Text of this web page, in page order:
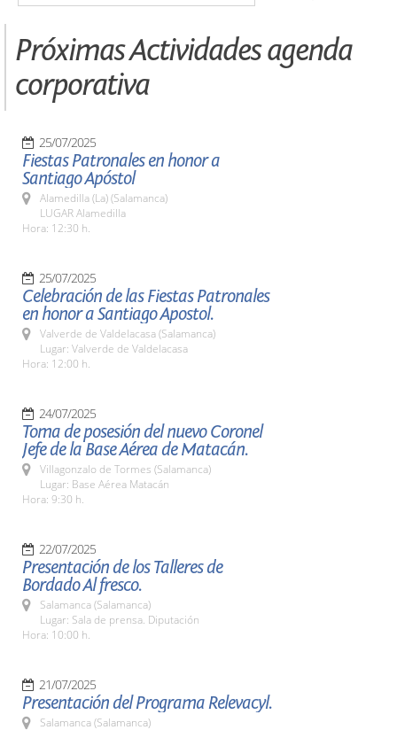
Próximas Actividades agenda
corporativa
25/07/2025
Fiestas Patronales en honor a
Santiago Apóstol
Alamedilla (La) (Salamanca)
LUGAR Alamedilla
Hora: 12:30 h.
25/07/2025
Celebración de las Fiestas Patronales
en honor a Santiago Apostol.
Valverde de Valdelacasa (Salamanca)
Lugar: Valverde de Valdelacasa
Hora: 12:00 h.
24/07/2025
Toma de posesión del nuevo Coronel
Jefe de la Base Aérea de Matacán.
Villagonzalo de Tormes (Salamanca)
Lugar: Base Aérea Matacán
Hora: 9:30 h.
22/07/2025
Presentación de los Talleres de
Bordado Al fresco.
Salamanca (Salamanca)
Lugar: Sala de prensa. Diputación
Hora: 10:00 h.
21/07/2025
Presentación del Programa Relevacyl.
Salamanca (Salamanca)